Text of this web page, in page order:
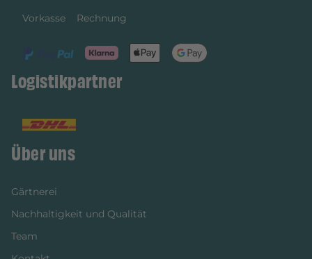
Vorkasse Rechnung
Logistikpartner
Über uns
Gärtnerei
Nachhaltigkeit und Qualität
Team